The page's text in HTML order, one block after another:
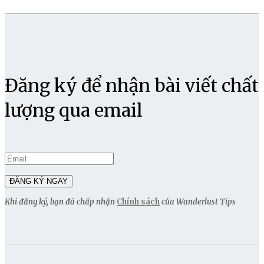
Đăng ký để nhận bài viết chất
lượng qua email
Khi đăng ký, bạn đã chấp nhận Chính sáchcủa Wanderlust Tips